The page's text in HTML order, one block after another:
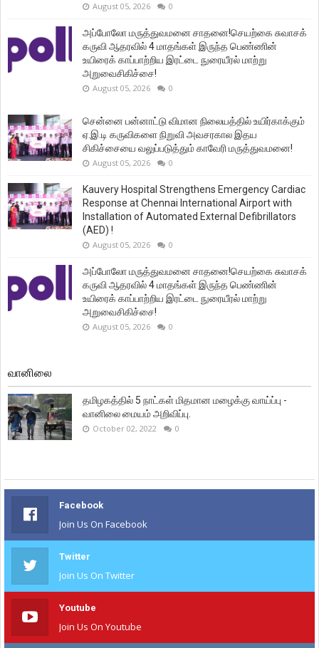
August 05, 2026 0
அப்போலோ மருத்துவமனை சாதனை!செயற்கை சுவாசக்
கருவி ஆதரவில் 4 மாதங்கள் இருந்த பெண்ணின்
உயிரைக் காப்பாற்றிய இரட்டை நுரையீரல் மாற்று
அறுவைசிகிச்சை!
August 05, 2026 0
சென்னை பன்னாட்டு விமான நிலையத்தில் உயிர்காக்கும்
ஏ.இ.டி கருவிகளை நிறுவி அவசரகால இதய
சிகிச்சையை வலுப்படுத்தும் காவேரி மருத்துவமனை!
August 05, 2026 0
Kauvery Hospital Strengthens Emergency Cardiac
Response at Chennai International Airport with
Installation of Automated External Defibrillators
(AED) !
August 05, 2026 0
அப்போலோ மருத்துவமனை சாதனை!செயற்கை சுவாசக்
கருவி ஆதரவில் 4 மாதங்கள் இருந்த பெண்ணின்
உயிரைக் காப்பாற்றிய இரட்டை நுரையீரல் மாற்று
அறுவைசிகிச்சை!
August 05, 2026 0
வானிலை
தமிழகத்தில் 5 நாட்கள் மிதமான மழைக்கு வாய்ப்பு -
வானிலை மையம் அறிவிப்பு.
October 02, 2022 0
Facebook
Join Us On Facebook
Twitter
Join Us On Twitter
Youtube
Join Us On Youtube